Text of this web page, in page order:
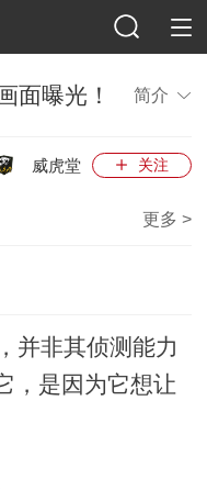
面曝光！ 简介
关注
威虎堂
更多 >
并非其侦测能力
，是因为它想让